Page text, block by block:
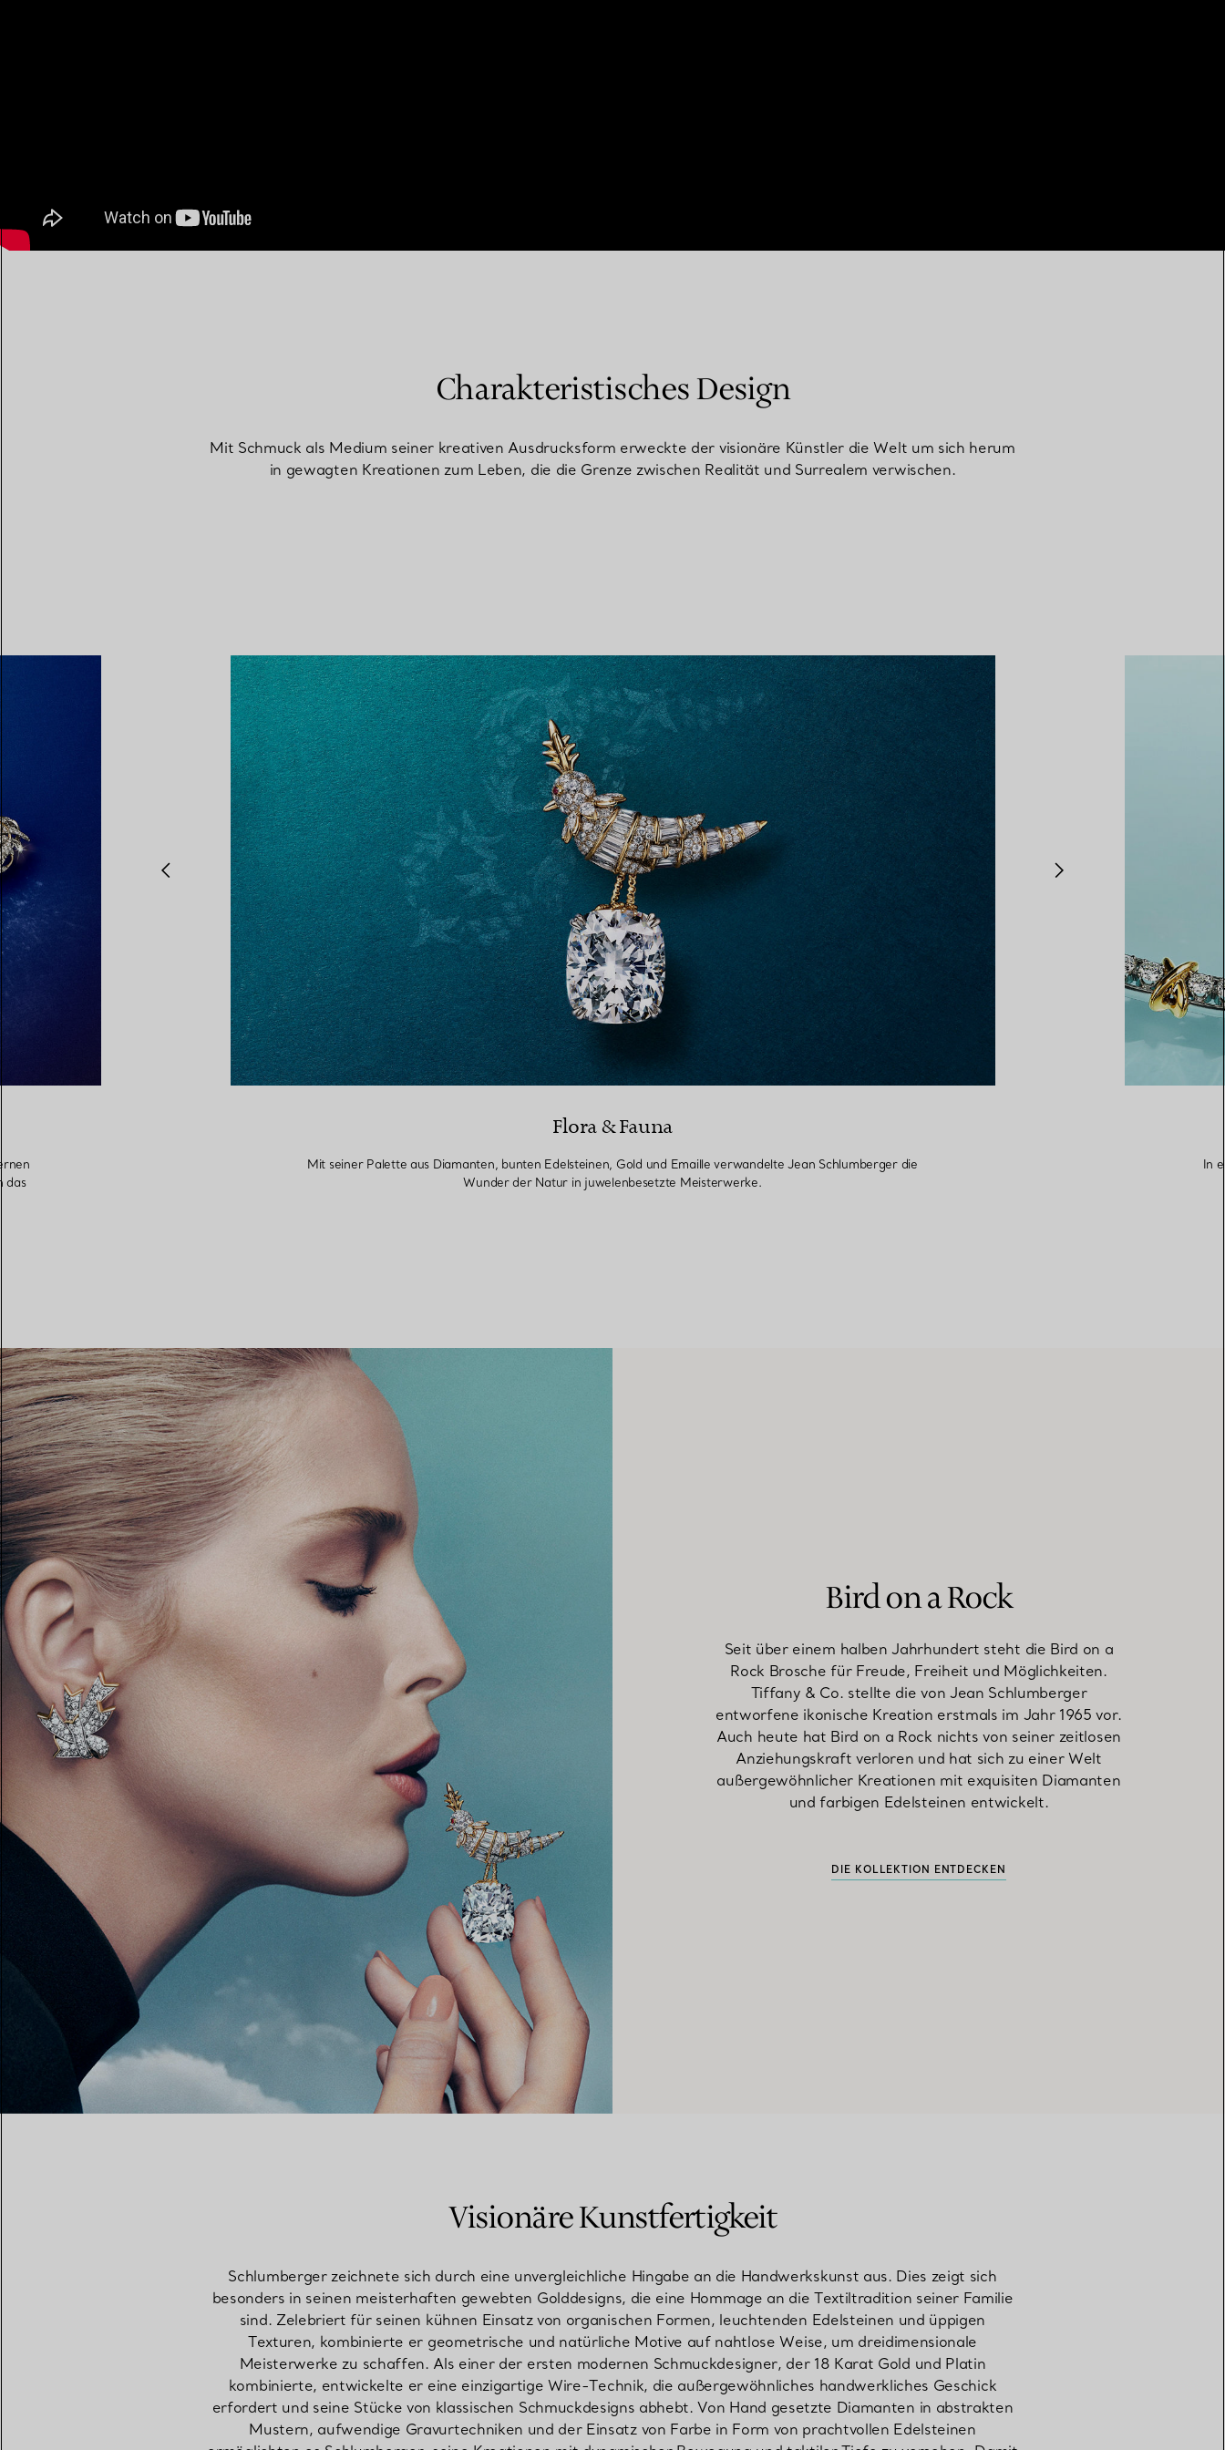
Charakteristisches Design
Mit Schmuck als Medium seiner kreativen Ausdrucksform erweckte der visionäre Künstler die Welt um sich herum
in gewagten Kreationen zum Leben, die die Grenze zwischen Realität und Surrealem verwischen.
das
Flora & Fauna
Mit seiner Palette aus Diamanten, bunten Edelsteinen, Gold und Emaille verwandelte Jean Schlumberger die
Wunder der Natur in juwelenbesetzte Meisterwerke.
In
Bird on a Rock
Seit über einem halben Jahrhundert steht die Bird on a
Rock Brosche für Freude, Freiheit und Möglichkeiten.
Tiffany & Co. stellte die von Jean Schlumberger
entworfene ikonische Kreation erstmals im Jahr 1965 vor.
Auch heute hat Bird on a Rock nichts von seiner zeitlosen
Anziehungskraft verloren und hat sich zu einer Welt
außergewöhnlicher Kreationen mit exquisiten Diamanten
und farbigen Edelsteinen entwickelt.
DIE KOLLEKTION ENTDECKEN
Visionäre Kunstfertigkeit
Schlumberger zeichnete sich durch eine unvergleichliche Hingabe an die Handwerkskunst aus. Dies zeigt sich
besonders in seinen meisterhaften gewebten Golddesigns, die eine Hommage an die Textiltradition seiner Familie
sind. Zelebriert für seinen kühnen Einsatz von organischen Formen, leuchtenden Edelsteinen und üppigen
Texturen, kombinierte er geometrische und natürliche Motive auf nahtlose Weise, um dreidimensionale
Meisterwerke zu schaffen. Als einer der ersten modernen Schmuckdesigner, der 18 Karat Gold und Platin
kombinierte, entwickelte er eine einzigartige Wire-Technik, die außergewöhnliches handwerkliches Geschick
erfordert und seine Stücke von klassischen Schmuckdesigns abhebt. Von Hand gesetzte Diamanten in abstrakten
Mustern, aufwendige Gravurtechniken und der Einsatz von Farbe in Form von prachtvollen Edelsteinen